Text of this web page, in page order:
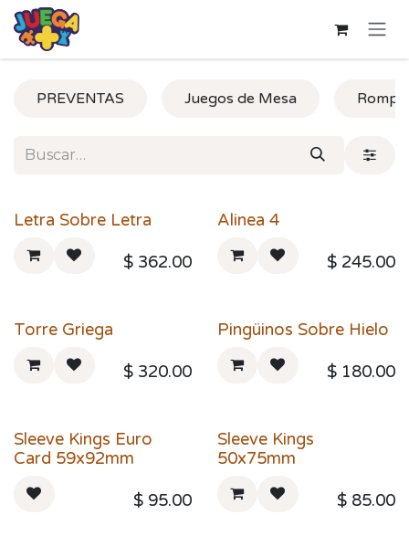
Ir al contenido
PREVENTAS Juegos de Mesa
Letra Sobre Letra
$ 362.00
Alinea 4
$ 245.00
Torre Griega
$ 320.00
Pingüinos Sobre Hielo
$ 180.00
Sleeve Kings Euro
Card 59x92mm
$ 95.00
Sleeve Kings
50x75mm
$ 85.00